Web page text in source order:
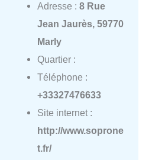
Adresse : 8 Rue
Jean Jaurès, 59770
Marly
Quartier :
Téléphone :
+33327476633
Site internet :
http://www.soprone
t.fr/